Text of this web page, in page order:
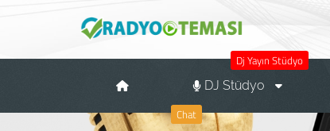
Dj Yayın Stüdyo
DJ Stüdyo
Chat